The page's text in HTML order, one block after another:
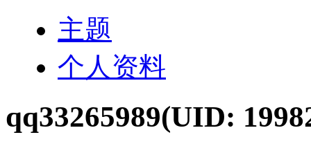
主题
个人资料
qq33265989(UID: